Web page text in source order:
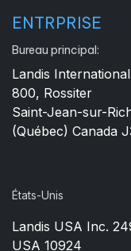
ENTRPRISE
Bureau principal:
Landis
800, Rossiter
Saint-Jean-sur-
(Québec) Canada
États-Unis
Landis USA Inc.
USA 10924